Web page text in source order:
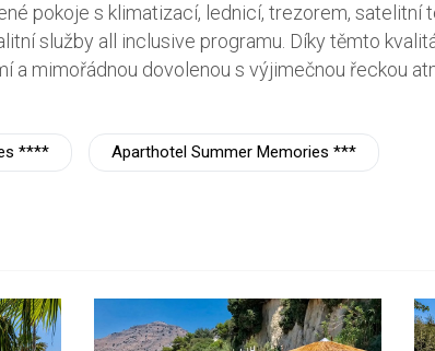
pokoje s klimatizací, lednicí, trezorem, satelitní
služby all inclusive programu. Díky těmto
a mimořádnou dovolenou s výjimečnou řeckou
**** Aparthotel Summer Memories ***